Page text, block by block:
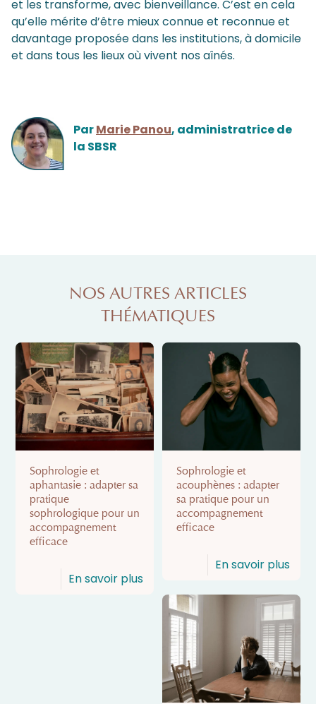
et les transforme, avec bienveillance. C’est en cela
qu’elle mérite d’être mieux connue et reconnue et
davantage proposée dans les institutions, à domicile
et dans tous les lieux où vivent nos aînés.
ParMarie Panou, administratrice de
la SBSR
NOS AUTRES ARTICLES
THÉMATIQUES
Sophrologie et
aphantasie : adapter sa
pratique
sophrologique pour un
accompagnement
efficace
En savoir plus
Sophrologie et
acouphènes : adapter
sa pratique pour un
accompagnement
efficace
En savoir plus